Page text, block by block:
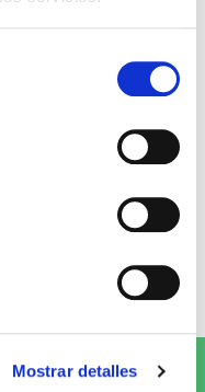
Mostrar detalles